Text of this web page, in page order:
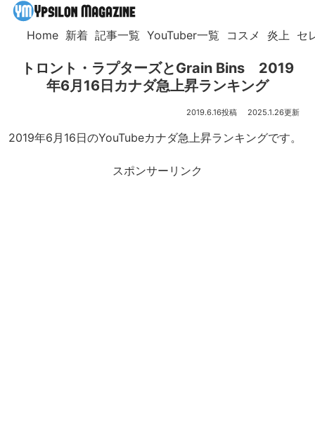
Home 新着 記事一覧 YouTuber一覧 コスメ 炎上 セ
トロント・ラプターズとGrain Bins 2019
年6月16日カナダ急上昇ランキング
2019.6.16 2025.1.26
2019年6月16日のYouTubeカナダ急上昇ランキングです。
スポンサーリンク